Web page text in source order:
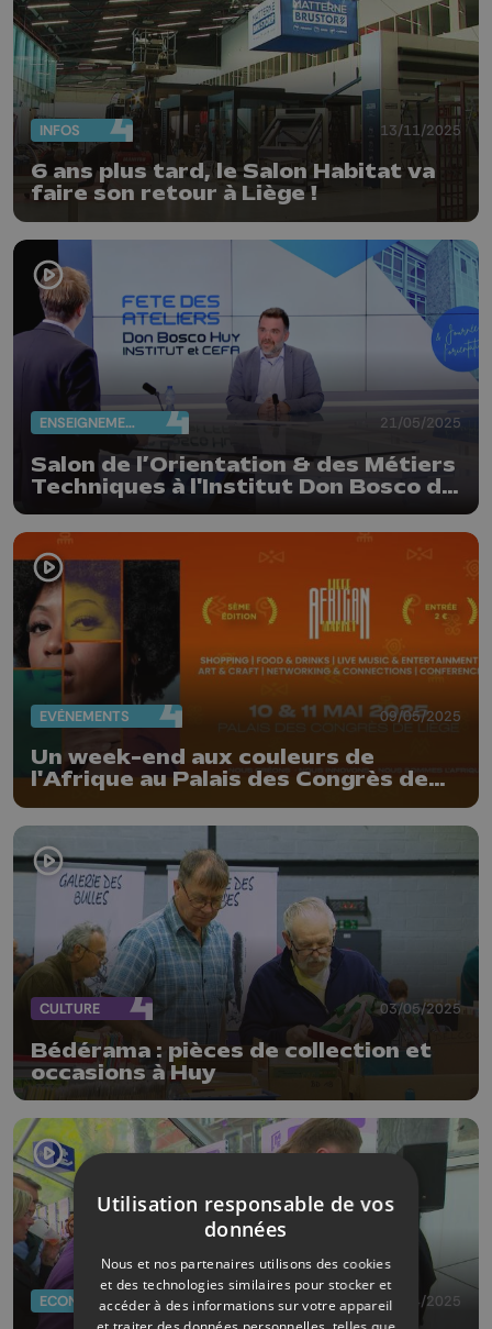
INFOS 13/11/2025
6 ans plus tard, le Salon Habitat va
faire son retour à Liège !
ENSEIGNEMENT 21/05/2025
Salon de l’Orientation & des Métiers
Techniques à l'Institut Don Bosco de
Huy
EVÈNEMENTS 09/05/2025
Un week-end aux couleurs de
l'Afrique au Palais des Congrès de
CULTURE 03/05/2025
Bédérama : pièces de collection et
occasions à Huy
ECONOMIE 14/04/2025
Utilisation responsable de vos
données
Nous et nos partenaires utilisons des cookies
et des technologies similaires pour stocker et
accéder à des informations sur votre appareil